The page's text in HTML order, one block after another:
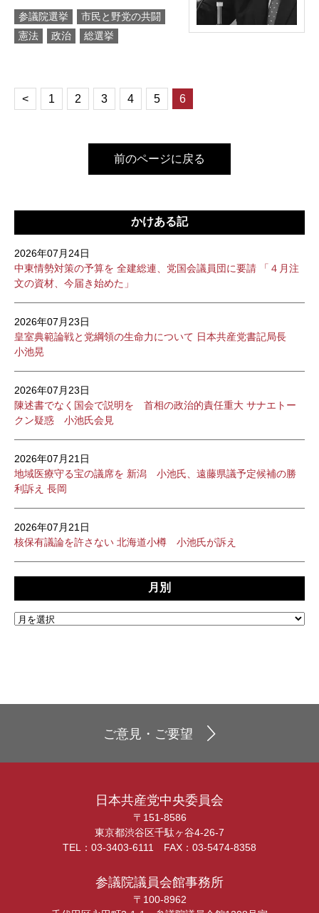
参議院選挙
市民と野党の共闘
憲法
政治 総選挙
< 1 2 3 4 5 6
前のページに戻る
かけある記
2026年07月24日
中東情勢対策の予算を 全建総連、党国会議員団に要請 「４月注
文の資材、今届き始めた」
2026年07月23日
皇室典範論戦と党綱領の生命力について 日本共産党書記局長
小池晃
2026年07月23日
陳述書でなく国会で説明を 首相の政治的責任重大 サナエトー
クン疑惑 小池氏会見
2026年07月21日
地域医療守る宝の議席を 新潟 小池氏、遠藤県議予定候補の勝
利訴え 長岡
2026年07月21日
核保有議論を許さない 北海道小樽 小池氏が訴え
月別
ご意見・ご要望
日本共産党中央委員会
〒151-8586
東京都渋谷区千駄ヶ谷4-26-7
TEL：03-3403-6111 FAX：03-5474-8358
参議院議員会館事務所
〒100-8962